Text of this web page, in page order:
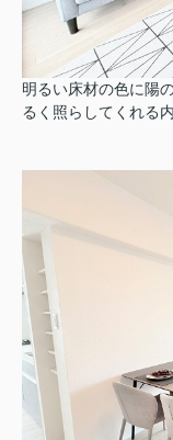
明るい床材の色に陽
るく照らしてくれる